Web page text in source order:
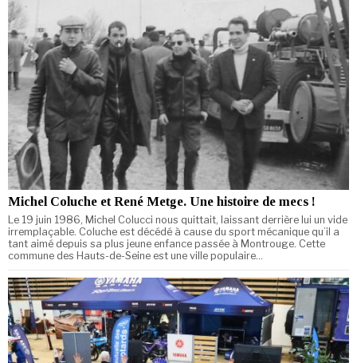
Michel Coluche et René Metge. Une histoire de mecs !
Le 19 juin 1986, Michel Colucci nous quittait, laissant derrière lui un vide
irremplaçable. Coluche est décédé à cause du sport mécanique qu’il a
tant aimé depuis sa plus jeune enfance passée à Montrouge. Cette
commune des Hauts-de-Seine est une ville populaire…